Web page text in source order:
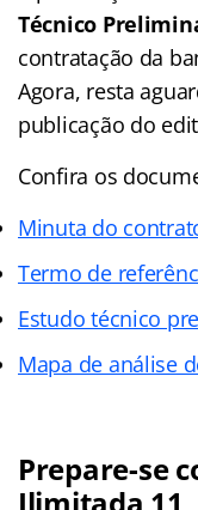
Técnico
contratação da
Agora, resta
publicação do
Confira os
Minuta do
Termo de
Estudo técnico
Mapa de análise
Prepare-se